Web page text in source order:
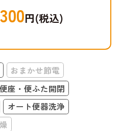
円(税込)
おまかせ節電
座・便ふた開閉
オート便器洗浄